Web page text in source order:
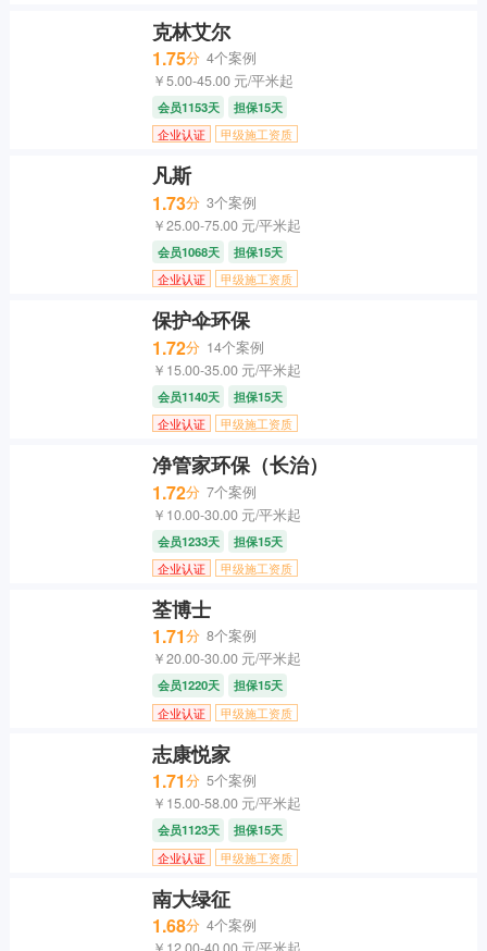
克林艾尔
1.75分 4个案例
￥5.00-45.00 元/平米起
会员1153天
担保15天
企业认证
甲级施工资质
凡斯
1.73分 3个案例
￥25.00-75.00 元/平米起
会员1068天
担保15天
企业认证
甲级施工资质
保护伞环保
1.72分 14个案例
￥15.00-35.00 元/平米起
会员1140天
担保15天
企业认证
甲级施工资质
净管家环保（长治）
1.72分 7个案例
￥10.00-30.00 元/平米起
会员1233天
担保15天
企业认证
甲级施工资质
荃博士
1.71分 8个案例
￥20.00-30.00 元/平米起
会员1220天
担保15天
企业认证
甲级施工资质
志康悦家
1.71分 5个案例
￥15.00-58.00 元/平米起
会员1123天
担保15天
企业认证
甲级施工资质
南大绿征
1.68分 4个案例